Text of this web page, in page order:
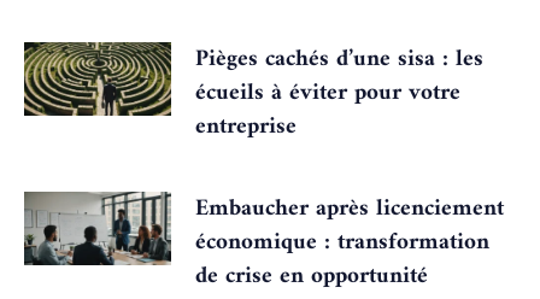
Pièges cachés d’une sisa : les
écueils à éviter pour votre
entreprise
Embaucher après licenciement
économique : transformation
de crise en opportunité